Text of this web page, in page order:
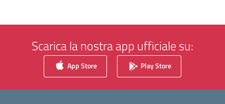
Scarica la nostra app ufficiale su:
App Store Play Store